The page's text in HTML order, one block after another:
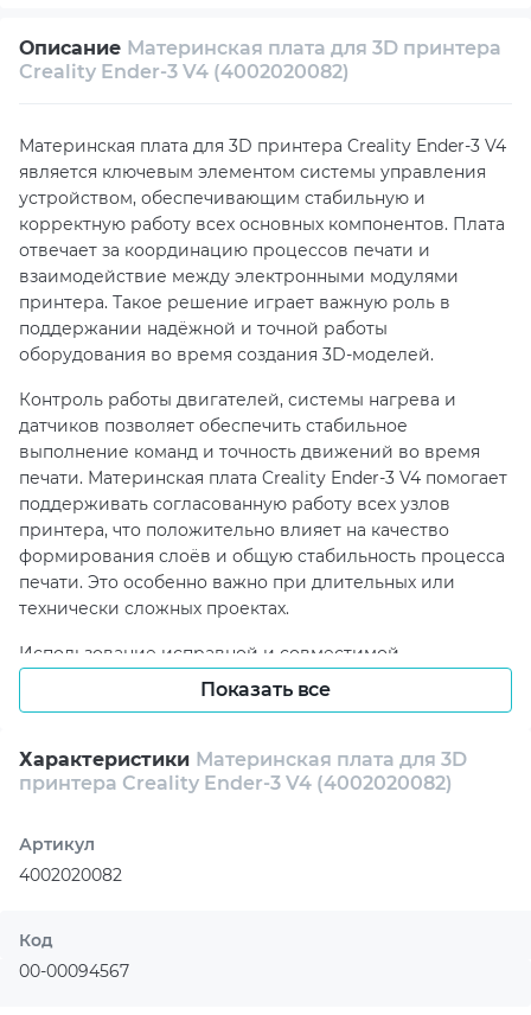
Возврат и обмен в течение 14 дней
Техническая поддержка Консультация
Описание Материнская плата для 3D принтера
Creality Ender-3 V4 (4002020082)
Материнская плата для 3D принтера Creality Ender-3 V4
является ключевым элементом системы управления
устройством, обеспечивающим стабильную и
корректную работу всех основных компонентов. Плата
отвечает за координацию процессов печати и
взаимодействие между электронными модулями
принтера. Такое решение играет важную роль в
поддержании надёжной и точной работы
оборудования во время создания 3D-моделей.
Контроль работы двигателей, системы нагрева и
датчиков позволяет обеспечить стабильное
выполнение команд и точность движений во время
печати. Материнская плата Creality Ender-3 V4 помогает
поддерживать согласованную работу всех узлов
принтера, что положительно влияет на качество
формирования слоёв и общую стабильность процесса
печати. Это особенно важно при длительных или
технически сложных проектах.
Использование исправной и совместимой
материнской платы способствует более надёжной
эксплуатации 3D-принтера и помогает избежать сбоев
замены неисправного модуля и позволяет
восстановить корректное функционирование системы
решение помогает поддерживать производительность
обслуживания и технической модернизации
Показать все
Характеристики Материнская плата для 3D
принтера Creality Ender-3 V4 (4002020082)
Артикул
4002020082
Код
00-00094567